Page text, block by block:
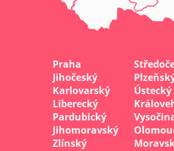
Praha
Jihočeský
Karlovarský
Ústecký
Liberecký
Pardubický
Jihomoravský
Zlínský